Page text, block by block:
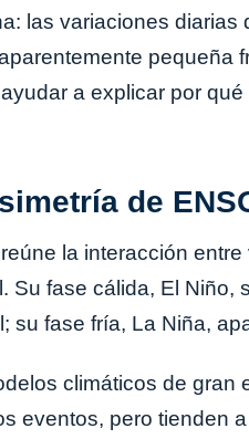
las variaciones diarias
pequeña
a explicar por qué
de
la interacción
Su fase cálida, El Niño,
su fase fría, La Niña,
climáticos de gran
eventos, pero tienden